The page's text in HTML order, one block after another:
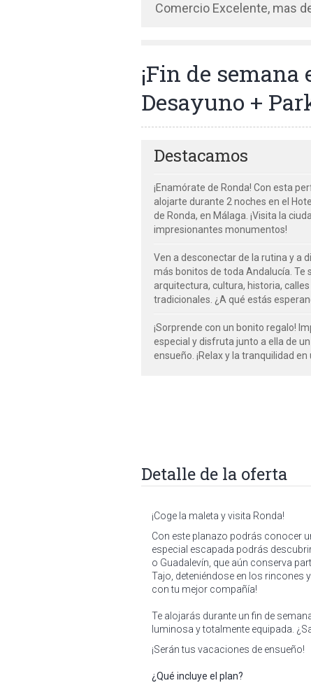
Comercio Excelente, mas
¡Fin de semana
Desayuno +
Destacamos
¡Enamórate de Ronda! Con esta
alojarte durante 2 noches en el
de Ronda, en Málaga. ¡Visita la
impresionantes monumentos!
Ven a desconectar de la rutina y a
más bonitos de toda Andalucía. Te
arquitectura, cultura, historia,
tradicionales. ¿A qué estás
¡Sorprende con un bonito regalo!
especial y disfruta junto a ella de
ensueño. ¡Relax y la tranquilidad en
Detalle de la oferta
¡Coge la maleta y visita Ronda!
Con este planazo podrás conocer
especial escapada podrás
o Guadaleví­n, que aún conserva
Tajo, deteniéndose en los rincones
con tu mejor compañía!
Te alojarás durante un fin de
luminosa y totalmente equipada.
¡Serán tus vacaciones de ensueño!
¿Qué incluye el plan?